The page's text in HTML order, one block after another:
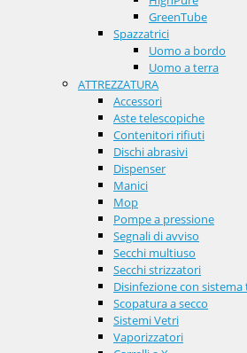
GreenTube
Spazzatrici
Uomo a bordo
Uomo a terra
ATTREZZATURA
Accessori
Aste telescopiche
Contenitori rifiuti
Dischi abrasivi
Dispenser
Manici
Mop
Pompe a pressione
Segnali di avviso
Secchi multiuso
Secchi strizzatori
Disinfezione con sistema
Scopatura a secco
Sistemi Vetri
Vaporizzatori